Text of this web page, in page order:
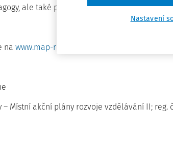
ale také pro zřizovatele, rodiče a
na www.map-ricany.cz
– Místní akční plány rozvoje vzdělávání II; reg.
Nastavení